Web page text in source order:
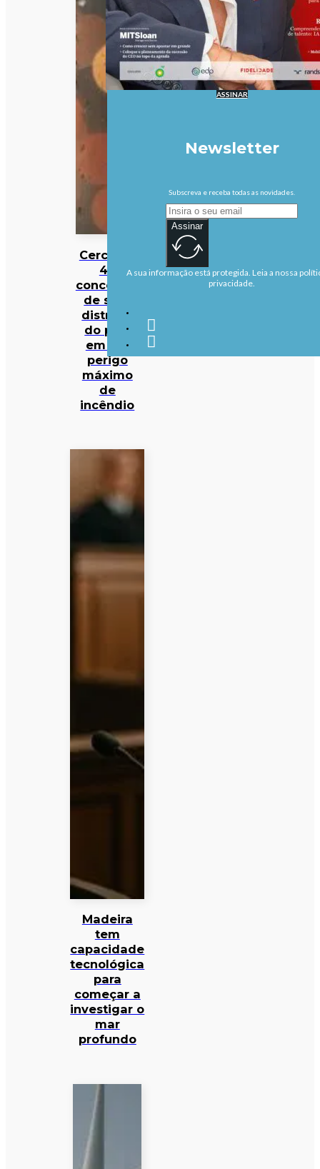
Cerca de
40
concelhos
de sete
distritos
do país
em em
perigo
máximo
de
incêndio
Madeira
tem
capacidade
tecnológica
para
começar a
investigar o
mar
profundo
ASSINAR
Newsletter
Subscreva e receba todas as novidades.
Assinar
A sua informação está protegida. Leia a nossa
privacidade.